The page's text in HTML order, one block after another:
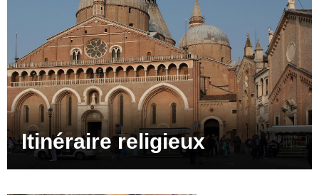
Itinéraire religieux